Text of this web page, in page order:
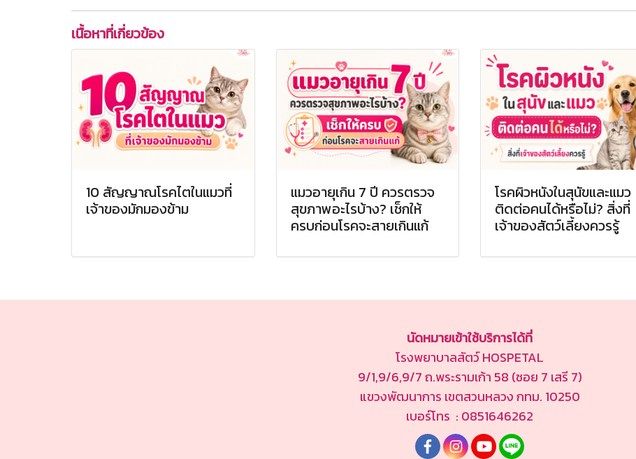
เนื้อหาที่เกี่ยวข้อง
10 สัญญาณโรคไตในแมวที่
เจ้าของมักมองข้าม
แมวอายุเกิน 7 ปี ควรตรวจ
สุขภาพอะไรบ้าง? เช็กให้
ครบก่อนโรคจะสายเกินแก้
โรคผิวหนังในสุนัขและแมว
ติดต่อคนได้หรือไม่? สิ่งที่
เจ้าของสัตว์เลี้ยงควรรู้
นัดหมายเข้าใช้บริการได้ที่
โรงพยาบาลสัตว์ HOSPETAL
9/1,9/6,9/7 ถ.พระรามเก้า 58 (ซอย 7 เสรี 7)
แขวงพัฒนาการ เขตสวนหลวง กทม. 10250
เบอร์โทร : 0851646262